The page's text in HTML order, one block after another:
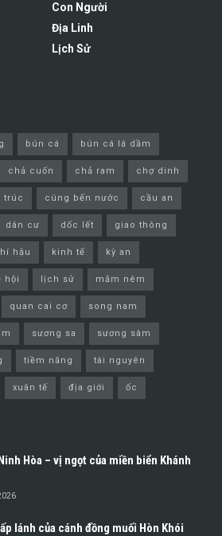
Con Người
Địa Linh
Lịch Sử
bún cá bún cá lá dầm
chả cuốn chả ram chợ dinh
trúc cúng bến nước cầu an
dân cư dốc lết giao thông
hậu kinh tế kỳ an
hội lịch sử mắm nêm
quan cai cơ song nam
sương sa sương sâm
tiềm năng tài nguyên
xuân tế địa giới ốc
Hòa – vị ngọt của miền biển Khánh
lánh của cánh đồng muối Hòn Khói